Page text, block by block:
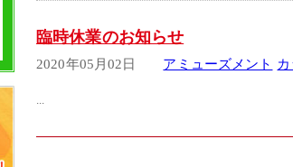
臨時休業のお知らせ
2020年05月02日 アミューズメント
...